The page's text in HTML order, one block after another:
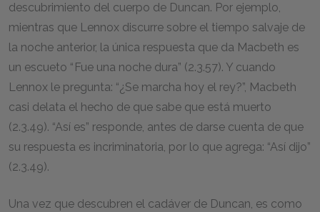
descubrimiento del cuerpo de Duncan. Por ejemplo,
mientras que Lennox discurre sobre el tiempo salvaje de
la noche anterior, la única respuesta que da Macbeth es
un escueto “ Fue una noche dura” (2.3.57). Y cuando
Lennox le pregunta: “¿Se marcha hoy el rey?”, Macbeth
casi delata el hecho de que sabe que está muerto
(2.3.49). “Así es” responde, antes de darse cuenta de que
su respuesta es incriminatoria, por lo que agrega: “Así dijo”
(2.3.49).
Una vez que descubren el cadáver de Duncan, es como